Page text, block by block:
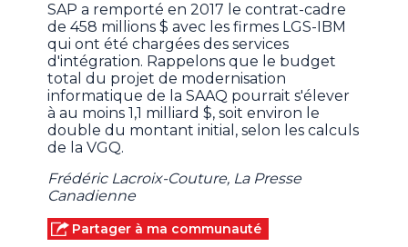
SAP a remporté en 2017 le contrat-cadre
de 458 millions $ avec les firmes LGS-IBM
qui ont été chargées des services
d'intégration. Rappelons que le budget
total du projet de modernisation
informatique de la SAAQ pourrait s'élever
à au moins 1,1 milliard $, soit environ le
double du montant initial, selon les calculs
de la VGQ.
Frédéric Lacroix-Couture, La Presse
Canadienne
Partager à ma communauté